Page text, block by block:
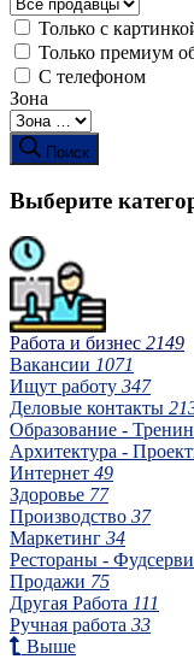
Только с
Только премиум
С телефоном
Зона
Поиск
Выберите
Работа и бизнес 2149
Вакансии 1071
Ищут работу 347
Деловые контакты
Образование -
Архитектура -
Интернет 49
Здоровье 77
Производство 37
Маркетинг 34
Рестораны -
Продажи 75
Другая Работа 111
Ручная работа 33
Выше